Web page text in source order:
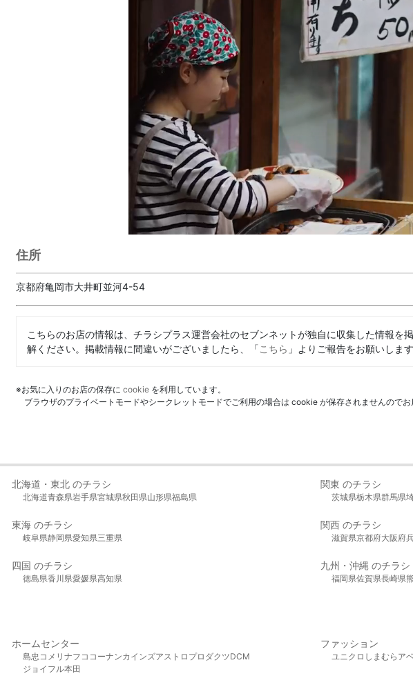
住所
京都府亀岡市大井町並河4-54
こちらのお店の情報は、チラシプラス運営会社のセブンネットが独自に収集した情報を
解ください。掲載情報に間違いがございましたら、「こちら 」よりご報告をお願いします
※お気に入りのお店の保存に cookie を利用しています。
ブラウザのプライベートモードやシークレットモードでご利用の場合は cookie が保存されませんのでお
北海道・東北 のチラシ
北海道青森県岩手県宮城県秋田県山形県福島県
関東 のチラシ
茨城県栃木県群馬県
東海 のチラシ
岐阜県静岡県愛知県三重県
関西 のチラシ
滋賀県京都府大阪府
四国 のチラシ
徳島県香川県愛媛県高知県
九州・沖縄 のチラシ
福岡県佐賀県長崎県
ホームセンター
島忠 コメリ ナフコ コーナンカインズアストロプロダクツDCM
ジョイフル本田
ファッション
ユニクロ しまむら ア